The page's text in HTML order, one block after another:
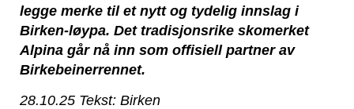
legge merke til et nytt og tydelig innslag i
Birken-løypa. Det tradisjonsrike skomerket
Alpina går nå inn som offisiell partner av
Birkebeinerrennet.
28.10.25 Tekst: Birken